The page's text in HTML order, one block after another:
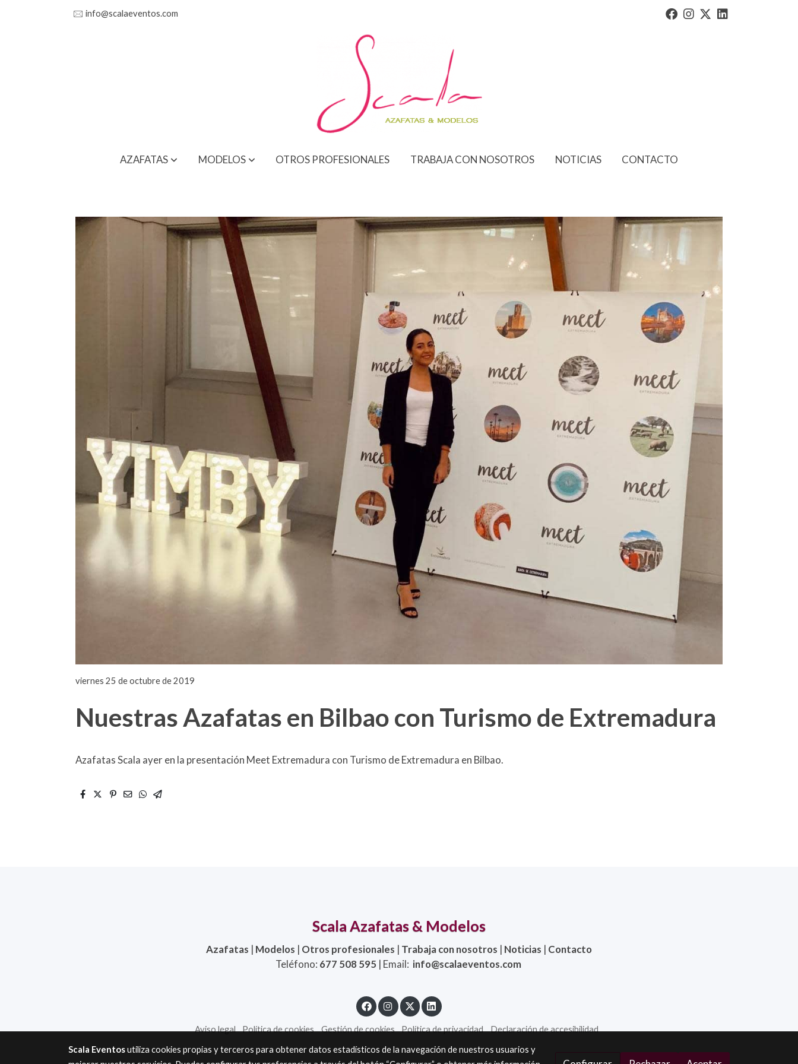
🖂 info@scalaeventos.com
AZAFATAS MODELOS OTROS PROFESIONALES TRABAJA CON NOSOTROS NOTICIAS CONTACTO
viernes 25 de octubre de 2019
Nuestras Azafatas en Bilbao con Turismo de Extremadura
Azafatas Scala ayer en la presentación Meet Extremadura con Turismo de Extremadura en Bilbao.
Scala Azafatas & Modelos
Azafatas | Modelos | Otros profesionales | Trabaja con nosotros | Noticias | Contacto
Teléfono: 677 508 595 | Email: info@scalaeventos.com
Aviso legal Política de cookies Gestión de cookies Política de privacidad
Declaración de accesibilidad
Scala Eventosutiliza cookies propias y terceros para obtener datos estadísticos de la navegación de nuestros usuarios y